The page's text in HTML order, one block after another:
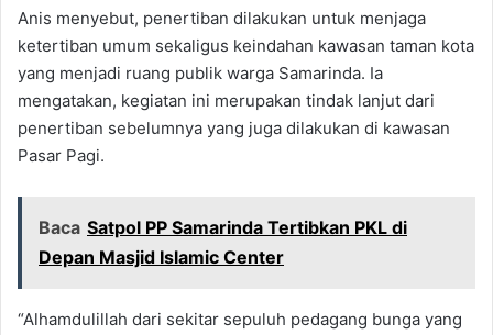
Anis menyebut, penertiban dilakukan untuk menjaga
ketertiban umum sekaligus keindahan kawasan taman kota
yang menjadi ruang publik warga Samarinda. Ia
mengatakan, kegiatan ini merupakan tindak lanjut dari
penertiban sebelumnya yang juga dilakukan di kawasan
Pasar Pagi.
Baca Satpol PP Samarinda Tertibkan PKL di
Depan Masjid Islamic Center
“Alhamdulillah dari sekitar sepuluh pedagang bunga yang